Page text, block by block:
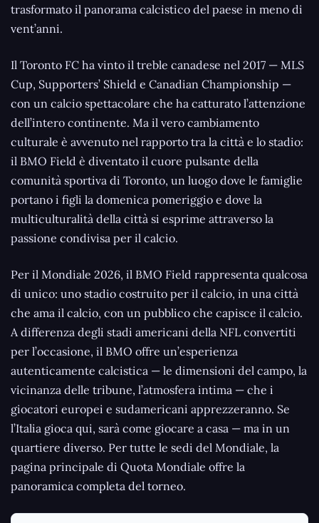
trasformato il panorama calcistico del paese in meno di
vent’anni.
Il Toronto FC ha vinto il treble canadese nel 2017 — MLS
Cup, Supporters’ Shield e Canadian Championship —
con un calcio spettacolare che ha catturato l’attenzione
dell’intero continente. Ma il vero cambiamento
culturale è avvenuto nel rapporto tra la città e lo stadio:
il BMO Field è diventato il cuore pulsante della
comunità sportiva di Toronto, un luogo dove le famiglie
portano i figli la domenica pomeriggio e dove la
multiculturalità della città si esprime attraverso la
passione condivisa per il calcio.
Per il Mondiale 2026, il BMO Field rappresenta qualcosa
di unico: uno stadio costruito per il calcio, in una città
che ama il calcio, con un pubblico che capisce il calcio.
A differenza degli stadi americani della NFL convertiti
per l’occasione, il BMO offre un’esperienza
autenticamente calcistica — le dimensioni del campo, la
vicinanza delle tribune, l’atmosfera intima — che i
giocatori europei e sudamericani apprezzeranno. Se
l’Italia gioca qui, sarà come giocare a casa — ma in un
quartiere diverso. Per tutte le sedi del Mondiale, la
pagina principale di Quota Mondiale offre la
panoramica completa del torneo.